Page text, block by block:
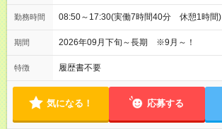
勤務時間 08:50～17:30(実働7時間40分 休憩1時間)
期間 2026年09月下旬～長期 ※9月～！
特徴 履歴書不要
気になる！ 応募する